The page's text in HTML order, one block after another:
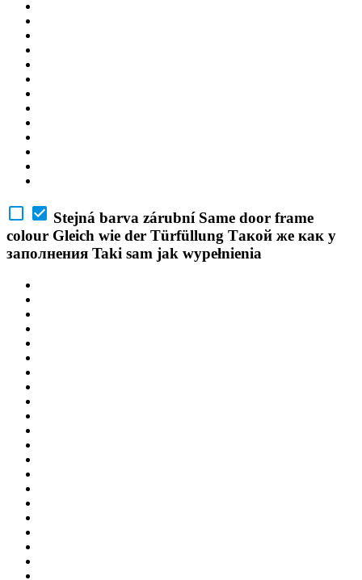
Stejná barva zárubní Same door frame
colour Gleich wie der Türfüllung Такой же как у
заполнения Taki sam jak wypełnienia